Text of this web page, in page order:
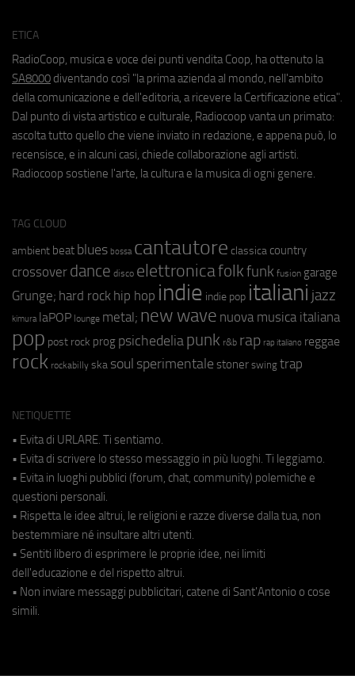
ETICA
RadioCoop, musica e voce dei punti vendita Coop, ha ottenuto la
SA8000 diventando così "la prima azienda al mondo, nell'ambito
della comunicazione e dell'editoria, a ricevere la Certificazione etica".
Dal punto di vista artistico e culturale, Radiocoop vanta un primato:
ascolta tutto quello che viene inviato in redazione, e appena può, lo
recensisce, e in alcuni casi, chiede collaborazione agli artisti.
Radiocoop sostiene l'arte, la cultura e la musica di ogni genere.
TAG CLOUD
ambient beat blues bossa cantautore classica country
crossover dance disco elettronicafolkfunk fusion garage
Grunge; hard rock hip hop indie indie pop italiani jazz
kimura laPOP lounge metal; new wave nuova musica italiana
pop post rock prog psichedeliapunk r&b rap rap italiano reggae
rock rockabilly ska soul sperimentale stoner swing trap
NETIQUETTE
• Evita di URLARE. Ti sentiamo.
• Evita di scrivere lo stesso messaggio in più luoghi. Ti leggiamo.
• Evita in luoghi pubblici (forum, chat, community) polemiche e
questioni personali.
• Rispetta le idee altrui, le religioni e razze diverse dalla tua, non
bestemmiare né insultare altri utenti.
• Sentiti libero di esprimere le proprie idee, nei limiti
dell'educazione e del rispetto altrui.
• Non inviare messaggi pubblicitari, catene di Sant'Antonio o cose
simili.